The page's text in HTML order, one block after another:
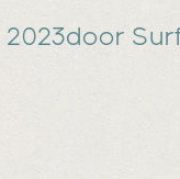
2023door